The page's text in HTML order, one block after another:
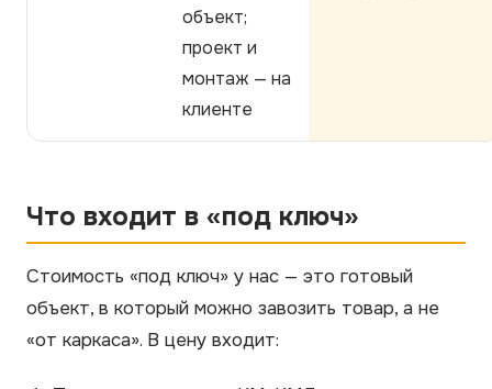
объект;
проект и
монтаж — на
клиенте
Что входит в «под ключ»
Стоимость «под ключ» у нас — это готовый
объект, в который можно завозить товар, а не
«от каркаса». В цену входит: